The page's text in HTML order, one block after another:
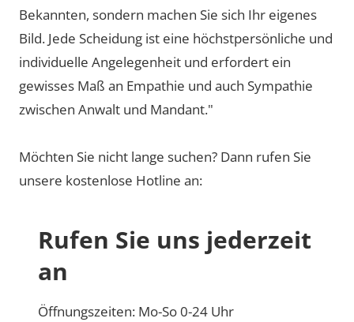
Bekannten, sondern machen Sie sich Ihr eigenes
Bild. Jede Scheidung ist eine höchstpersönliche und
individuelle Angelegenheit und erfordert ein
gewisses Maß an Empathie und auch Sympathie
zwischen Anwalt und Mandant."
Möchten Sie nicht lange suchen? Dann rufen Sie
unsere kostenlose Hotline an:
Rufen Sie uns jederzeit
an
Öffnungszeiten: Mo-So 0-24 Uhr